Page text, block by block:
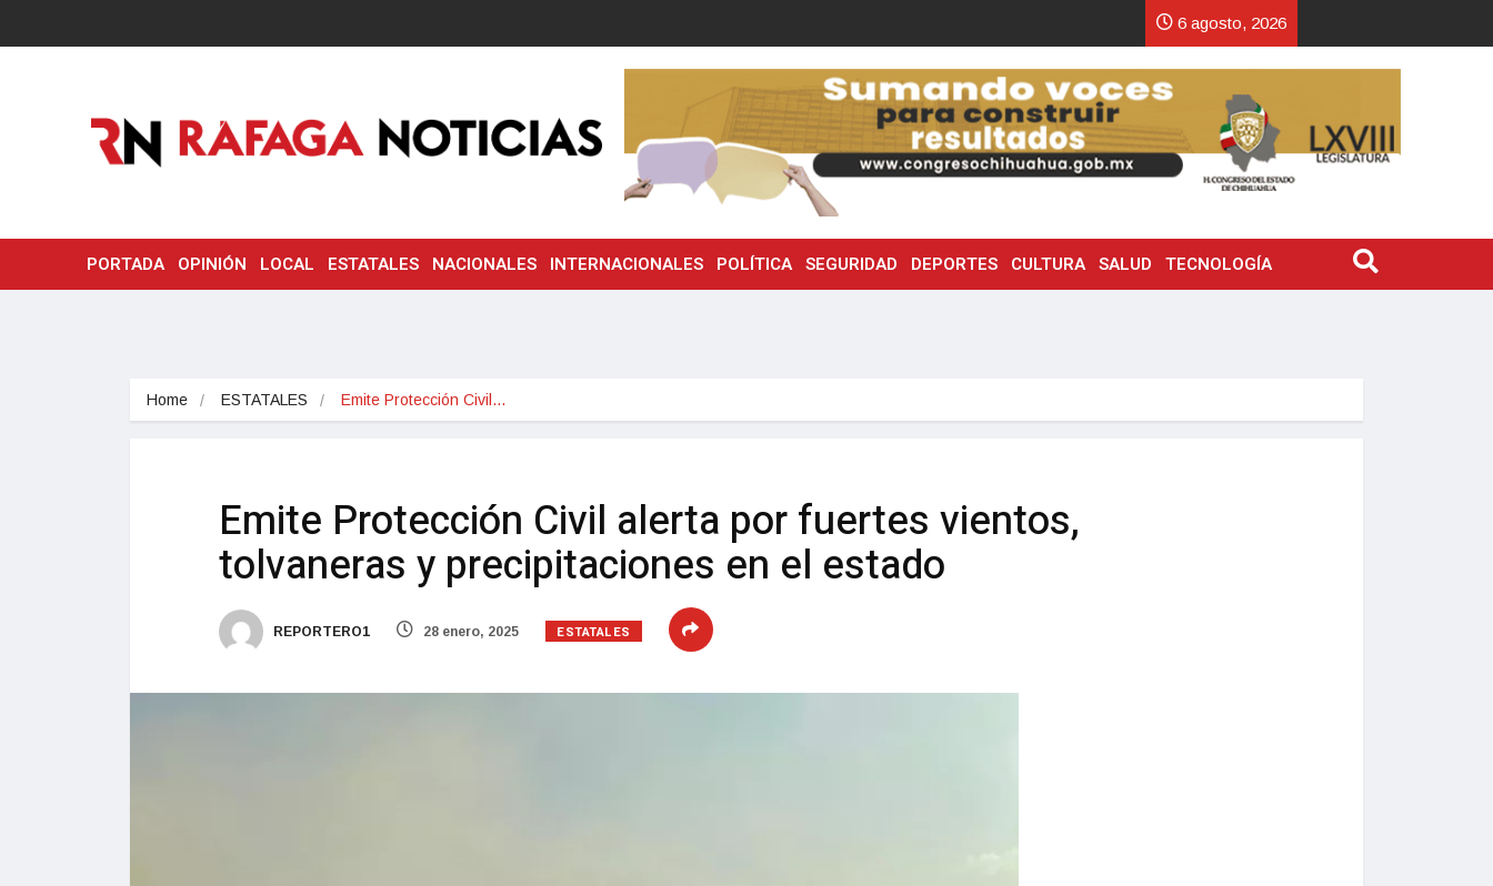
6 agosto, 2026
PORTADA OPINIÓN LOCAL ESTATALES NACIONALES INTERNACIONALES POLÍTICA SEGURIDAD DEPORTES CULTURA SALUD TECNOLOGÍA
Home ESTATALES Emite Protección Civil…
Emite Protección Civil alerta por fuertes vientos,
tolvaneras y precipitaciones en el estado
REPORTERO1 28 enero, 2025 ESTATALES